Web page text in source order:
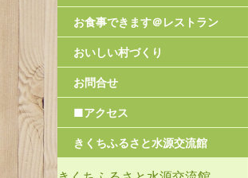
お食事できます＠レストラン
おいしい村づくり
お問合せ
■アクセス
きくちふるさと水源交流館